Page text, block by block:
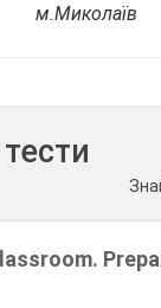
м.Миколаїв